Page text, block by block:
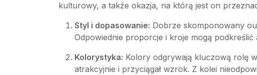
kulturowy, a także okazja, na którą jest on
Styl i dopasowanie: Dobrze skomponowany
Odpowiednie proporcje i kroje mogą
Kolorystyka: Kolory odgrywają kluczową rolę
atrakcyjnie i przyciągał wzrok. Z kolei